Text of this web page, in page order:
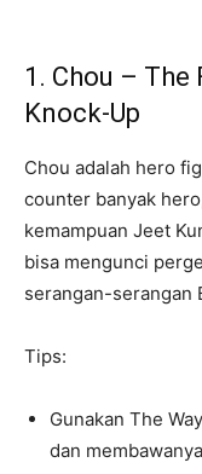
1. Chou –
Knock-Up
Chou adalah hero
counter banyak
kemampuan Jeet
bisa mengunci
serangan-serangan
Tips:
Gunakan The
dan